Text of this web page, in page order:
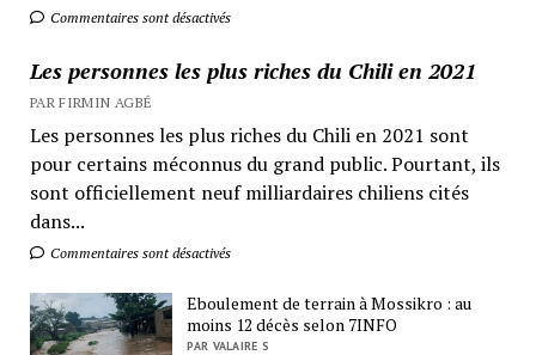
Commentaires sont désactivés
Les personnes les plus riches du Chili en 2021
PAR FIRMIN AGBÉ
Les personnes les plus riches du Chili en 2021 sont
pour certains méconnus du grand public. Pourtant, ils
sont officiellement neuf milliardaires chiliens cités
dans...
Commentaires sont désactivés
Eboulement de terrain à Mossikro : au
moins 12 décès selon 7INFO
PAR VALAIRE S